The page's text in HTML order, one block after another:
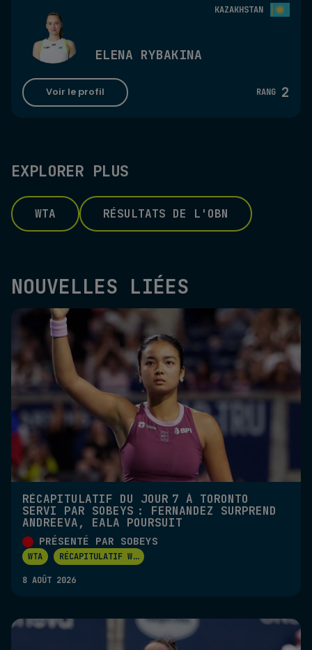
KAZAKHSTAN
ELENA RYBAKINA
Voir le profil RANG 2
EXPLORER PLUS
WTA RÉSULTATS DE L'OBN
NOUVELLES LIÉES
RÉCAPITULATIF DU JOUR 7 À TORONTO
SERVI PAR SOBEYS : FERNANDEZ SURPREND
ANDREEVA, EALA POURSUIT
PRÉSENTÉ PAR SOBEYS
WTA RÉCAPITULATIF W...
8 AOÛT 2026